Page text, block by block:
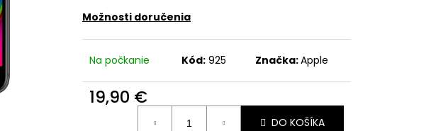
Možnosti doručenia
Na počkanie Kód: 925 Značka:Apple
19,90 €
Jednotková
DO KOŠÍKA
APPLE IPHONE 14 - OEM BATÉRIA
3279MAH - SMARTPREMIUM